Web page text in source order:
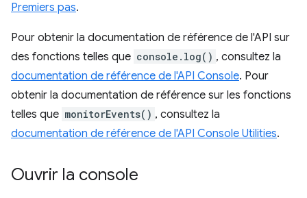
Premiers pas.
Pour obtenir la documentation de référence de l'API sur
des fonctions telles que console.log() , consultez la
documentation de référence de l'API Console. Pour
obtenir la documentation de référence sur les fonctions
telles que monitorEvents() , consultez la
documentation de référence de l'API Console Utilities.
Ouvrir la console